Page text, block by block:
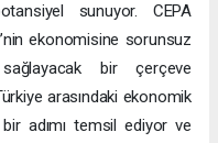
sunuyor. CEPA
ekonomisine sorunsuz
bir çerçeve
arasındaki ekonomik
adımı temsil ediyor ve